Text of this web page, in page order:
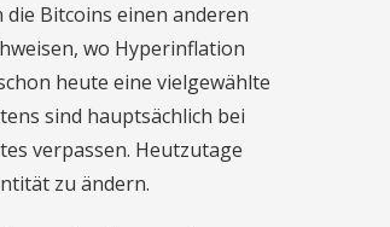
Bitcoins einen anderen
wo Hyperinflation
heute eine vielgewählte
sind hauptsächlich bei
verpassen. Heutzutage
zu ändern.